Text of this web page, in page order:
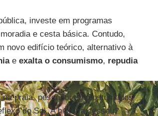
investe em programas
e cesta básica. Contudo,
novo edifício teórico, alternativo à
e exalta o consumismo, repudia
praia, pescadores acostumados
do Sol. A história cessou?